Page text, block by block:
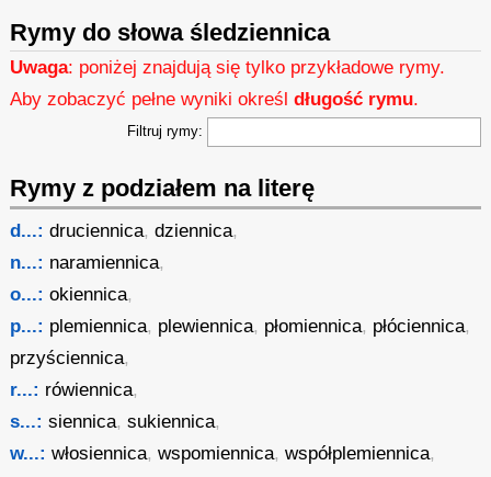
Rymy do słowa śledziennica
Uwaga: poniżej znajdują się tylko przykładowe rymy.
Aby zobaczyć pełne wyniki określdługość rymu.
Filtruj rymy:
Rymy z podziałem na literę
d...: druciennica,dziennica,
n...: naramiennica,
o...: okiennica,
p...: plemiennica, plewiennica, płomiennica, płóciennica,
przyściennica,
r...: rówiennica,
s...: siennica,sukiennica,
w...: włosiennica,wspomiennica,współplemiennica,